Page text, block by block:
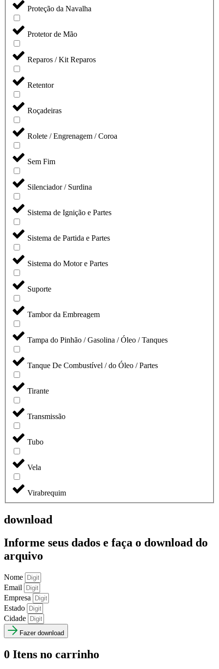
Proteção da Navalha
Protetor de Mão
Reparos / Kit Reparos
Retentor
Roçadeiras
Rolete / Engrenagem / Coroa
Sem Fim
Silenciador / Surdina
Sistema de Ignição e Partes
Sistema de Partida e Partes
Sistema do Motor e Partes
Suporte
Tambor da Embreagem
Tampa do Pinhão / Gasolina / Óleo / Tanques
Tanque De Combustível / do Óleo / Partes
Tirante
Transmissão
Tubo
Vela
Virabrequim
download
Informe seus dados e faça o download do
arquivo
Nome
Email
Empresa
Estado
Cidade
Fazer download
0 Itens no carrinho